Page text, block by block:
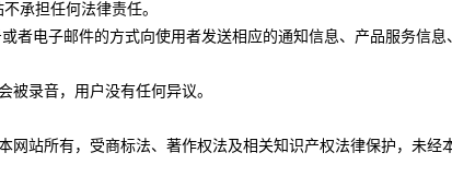
承担任何法律责任。
电子邮件的方式向使用者发送相应的通知信息、产品服务信息
被录音，用户没有任何异议。
站所有，受商标法、著作权法及相关知识产权法律保护，未经